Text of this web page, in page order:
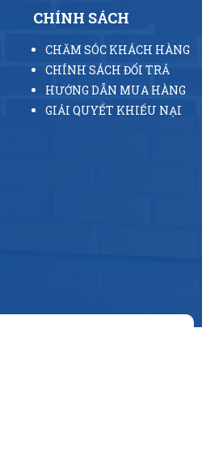
CHÍNH SÁCH
CHĂM SÓC KHÁCH HÀNG
CHÍNH SÁCH ĐỔI TRẢ
HƯỚNG DẪN MUA HÀNG
GIẢI QUYẾT KHIẾU NẠI